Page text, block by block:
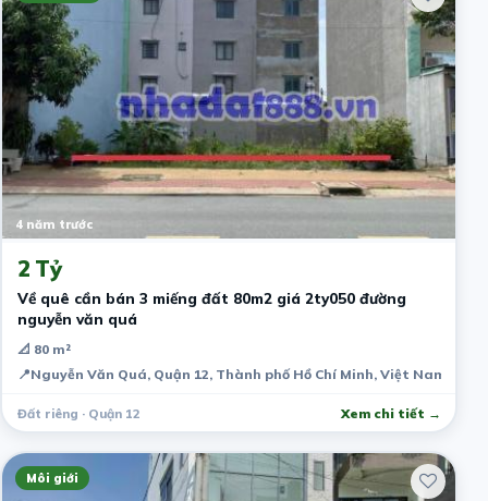
4 năm trước
2 Tỷ
Về quê cần bán 3 miếng đất 80m2 giá 2ty050 đường
nguyễn văn quá
📐 80 m²
📍Nguyễn Văn Quá, Quận 12, Thành phố Hồ Chí Minh, Việt Nam
Đất riêng · Quận 12 Xem chi tiết →
Môi giới